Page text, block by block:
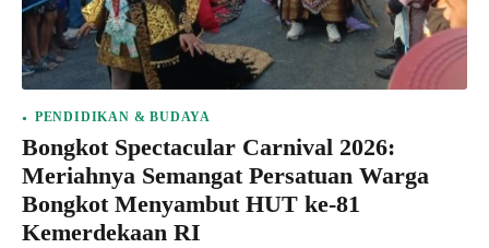
PENDIDIKAN & BUDAYA
Bongkot Spectacular Carnival 2026:
Meriahnya Semangat Persatuan Warga
Bongkot Menyambut HUT ke-81
Kemerdekaan RI